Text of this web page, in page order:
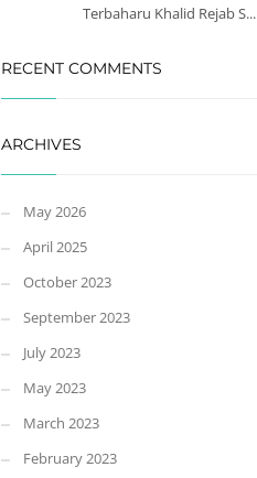
Terbaharu Khalid Rejab S...
RECENT COMMENTS
ARCHIVES
May 2026
April 2025
October 2023
September 2023
July 2023
May 2023
March 2023
February 2023